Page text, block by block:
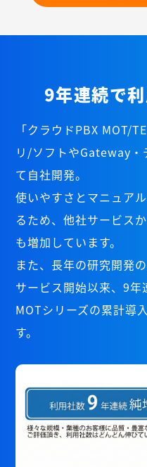
9年連続で
「クラウドPBX MOT/
リ/ソフトやGateway・
て自社開発。
使いやすさとマニュア
るため、他社サービス
も増加しています。
また、長年の研究開発
サービス開始以来、9年
MOTシリーズの累計導
す。